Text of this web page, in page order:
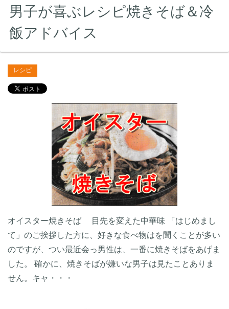
男子が喜ぶレシピ焼きそば＆冷
飯アドバイス
レシピ
オイスター焼きそば 目先を変えた中華味 「はじめまし
て」のご挨拶した方に、好きな食べ物はを聞くことが多い
のですが、つい最近会っ男性は、一番に焼きそばをあげま
した。 確かに、焼きそばが嫌いな男子は見たことありま
せん。キャ・・・